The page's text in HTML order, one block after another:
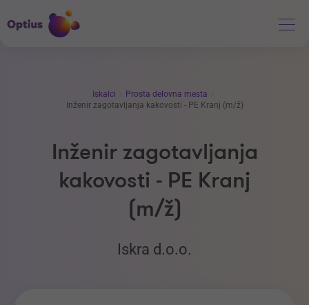
Iskalci
Prosta delovna mesta
Inženir zagotavljanja kakovosti - PE Kranj (m/ž)
Inženir zagotavljanja
kakovosti - PE Kranj
(m/ž)
Iskra d.o.o.